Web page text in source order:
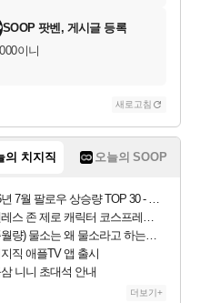
SOOP 팟벤, 게시글 등록
이니
새로고침
의 치지직 오늘의 SOOP
7월 팔로우 상승량 TOP 30 - 월간 치지직
스 존 제로 캐릭터 코스프레한 꽁주
량) 물소는 왜 물소라고 하는거야? 아! 그만 ㅋㅋ
직 애플TV 앱 출시
니니 초대석 안내
더보기+